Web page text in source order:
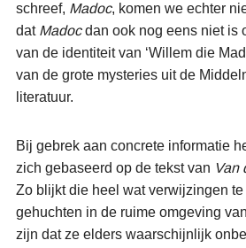
schreef, Madoc, komen we echter
dat Madocdan ook nog eens niet is
van de identiteit van ‘Willem die
van de grote mysteries uit de
literatuur.
Bij gebrek aan concrete informatie
zich gebaseerd op de tekst van Van
Zo blijkt die heel wat verwijzingen
gehuchten in de ruime omgeving
zijn dat ze elders waarschijnlijk